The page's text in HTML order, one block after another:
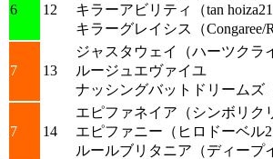
6 12
キラーアビリティ
（tan
キラーグレイシス
（
7 13
ジャスタウェイ
（ハーツクラ
ルージュエヴァイユ
ナッシングバットドリームズ
7 14
エピファネイア （シンボリ
エピファニー （ヒロドーベル
ルールブリタニア （ディープ